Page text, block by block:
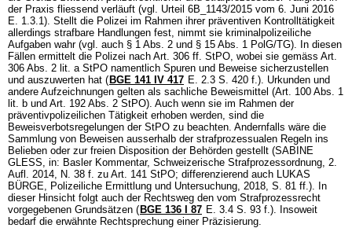
der Praxis fliessend verläuft (vgl. Urteil 6B_1143/2015 vom 6. Juni 2016
E. 1.3.1). Stellt die Polizei im Rahmen ihrer präventiven Kontrolltätigkeit
allerdings strafbare Handlungen fest, nimmt sie kriminalpolizeiliche
Aufgaben wahr (vgl. auch § 1 Abs. 2 und § 15 Abs. 1 PolG/TG). In diesen
Fällen ermittelt die Polizei nach Art. 306 ff. StPO, wobei sie gemäss Art.
306 Abs. 2 lit. a StPO namentlich Spuren und Beweise sicherzustellen
und auszuwerten hat ( BGE 141 IV 417 E. 2.3 S. 420 f.). Urkunden und
andere Aufzeichnungen gelten als sachliche Beweismittel (Art. 100 Abs. 1
lit. b und Art. 192 Abs. 2 StPO). Auch wenn sie im Rahmen der
präventivpolizeilichen Tätigkeit erhoben werden, sind die
Beweisverbotsregelungen der StPO zu beachten. Andernfalls wäre die
Sammlung von Beweisen ausserhalb der strafprozessualen Regeln ins
Belieben oder zur freien Disposition der Behörden gestellt (SABINE
GLESS, in: Basler Kommentar, Schweizerische Strafprozessordnung, 2.
Aufl. 2014, N. 38 f. zu Art. 141 StPO; differenzierend auch LUKAS
BÜRGE, Polizeiliche Ermittlung und Untersuchung, 2018, S. 81 ff.). In
dieser Hinsicht folgt auch der Rechtsweg den vom Strafprozessrecht
vorgegebenen Grundsätzen ( BGE 136 I 87 E. 3.4 S. 93 f.). Insoweit
bedarf die erwähnte Rechtsprechung einer Präzisierung.